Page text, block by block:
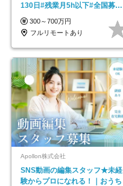
130日#残業月5h以下#全国募集
#最大1年の研修
300～700万円
フルリモートあり
Apollon株式会社
SNS動画の編集スタッフ★未経
験からプロになれる！｜おうち